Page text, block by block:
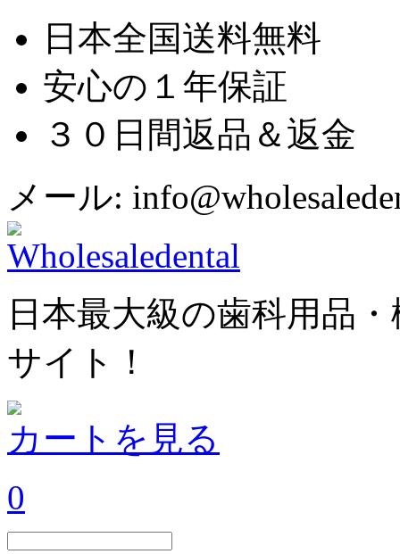
日本全国送料無料
安心の１年保証
３０日間返品＆返金
メール:
日本最大級の歯科用品
サイト！
カートを見る
0